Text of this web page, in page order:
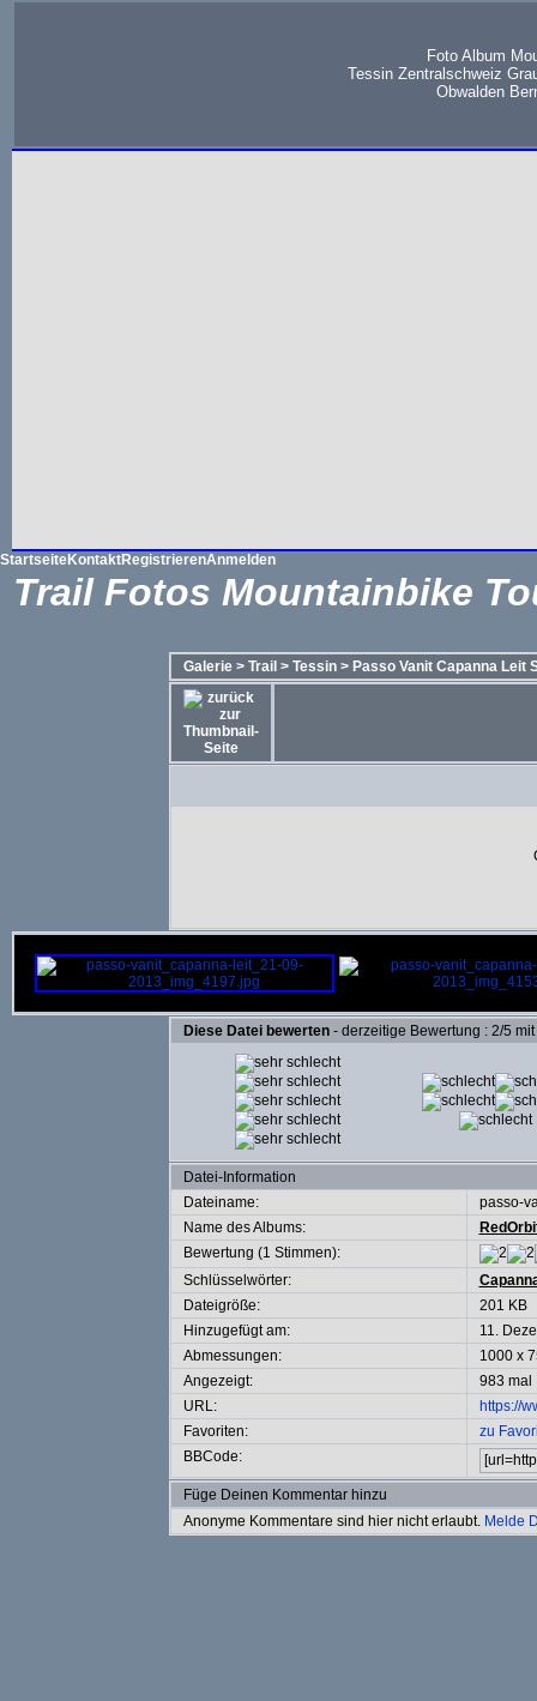
Foto Album
Tessin Zentralschweiz
Obwalden
StartseiteKontaktRegistrierenAnmelden
Trail Fotos Mountainbike
Galerie> Trail > Tessin> Passo Vanit Capanna Leit
Diese Datei bewerten- derzeitige Bewertung : 2/5 mit
Datei-Information
Dateiname:
passo-
Name des Albums:
Bewertung (1 Stimmen):
Schlüsselwörter:
Dateigröße:
201 KB
Hinzugefügt am:
11.
Abmessungen:
1000 x
Angezeigt:
983 mal
URL:
https://
Favoriten:
zu
BBCode:
Füge Deinen Kommentar hinzu
Anonyme Kommentare sind hier nicht erlaubt. Melde